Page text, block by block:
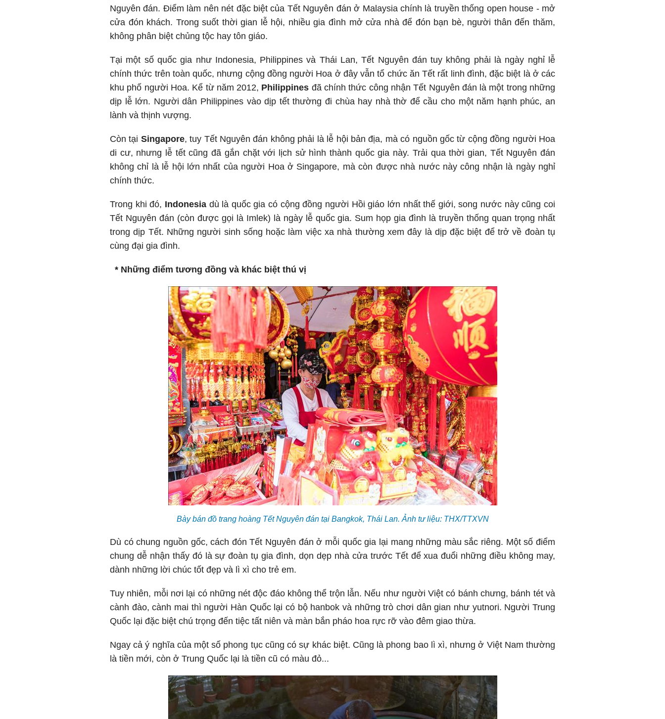
Nguyên đán. Điểm làm nên nét đặc biệt của Tết Nguyên đán ở Malaysia chính là truyền thống open house - mở
cửa đón khách. Trong suốt thời gian lễ hội, nhiều gia đình mở cửa nhà để đón bạn bè, người thân đến thăm,
không phân biệt chủng tộc hay tôn giáo.
Tại một số quốc gia như Indonesia, Philippines và Thái Lan, Tết Nguyên đán tuy không phải là ngày nghỉ lễ
chính thức trên toàn quốc, nhưng cộng đồng người Hoa ở đây vẫn tổ chức ăn Tết rất linh đình, đặc biệt là ở các
khu phố người Hoa. Kể từ năm 2012, Philippines đã chính thức công nhận Tết Nguyên đán là một trong những
dịp lễ lớn. Người dân Philippines vào dịp tết thường đi chùa hay nhà thờ để cầu cho một năm hạnh phúc, an
lành và thịnh vượng.
Còn tại Singapore, tuy Tết Nguyên đán không phải là lễ hội bản địa, mà có nguồn gốc từ cộng đồng người Hoa
di cư, nhưng lễ tết cũng đã gắn chặt với lịch sử hình thành quốc gia này. Trải qua thời gian, Tết Nguyên đán
không chỉ là lễ hội lớn nhất của người Hoa ở Singapore, mà còn được nhà nước này công nhận là ngày nghỉ
chính thức.
Trong khi đó, Indonesiadù là quốc gia có cộng đồng người Hồi giáo lớn nhất thế giới, song nước này cũng coi
Tết Nguyên đán (còn được gọi là Imlek) là ngày lễ quốc gia. Sum họp gia đình là truyền thống quan trọng nhất
trong dịp Tết. Những người sinh sống hoặc làm việc xa nhà thường xem đây là dịp đặc biệt để trở về đoàn tụ
cùng đại gia đình.
* Những điểm tương đồng và khác biệt thú vị
Bày bán đồ trang hoàng Tết Nguyên đán tại Bangkok, Thái Lan. Ảnh tư liệu: THX/TTXVN
Dù có chung nguồn gốc, cách đón Tết Nguyên đán ở mỗi quốc gia lại mang những màu sắc riêng. Một số điểm
chung dễ nhận thấy đó là sự đoàn tụ gia đình, dọn dẹp nhà cửa trước Tết để xua đuổi những điều không may,
dành những lời chúc tốt đẹp và lì xì cho trẻ em.
Tuy nhiên, mỗi nơi lại có những nét độc đáo không thể trộn lẫn. Nếu như người Việt có bánh chưng, bánh tét và
cành đào, cành mai thì người Hàn Quốc lại có bộ hanbok và những trò chơi dân gian như yutnori. Người Trung
Quốc lại đặc biệt chú trọng đến tiệc tất niên và màn bắn pháo hoa rực rỡ vào đêm giao thừa.
Ngay cả ý nghĩa của một số phong tục cũng có sự khác biệt. Cũng là phong bao lì xì, nhưng ở Việt Nam thường
là tiền mới, còn ở Trung Quốc lại là tiền cũ có màu đỏ...